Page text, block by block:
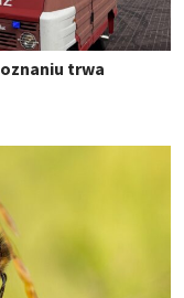
trwa